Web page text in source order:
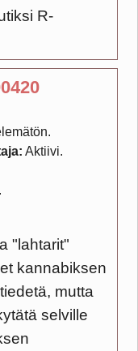
R-
Aktiivi
"lahtarit"
kannabiksen
mutta
selville